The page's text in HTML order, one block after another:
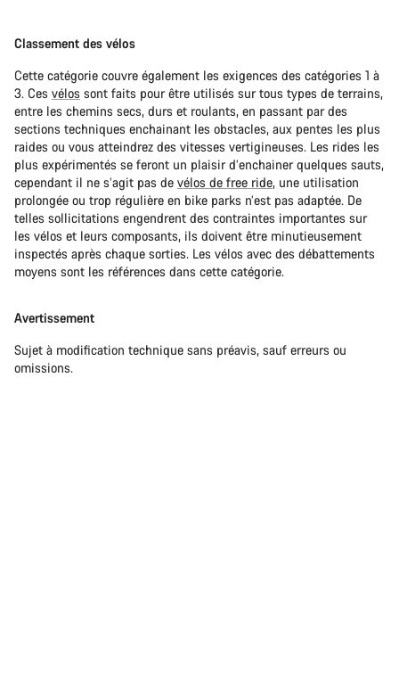
Classement des vélos
Cette catégorie couvre également les exigences des catégories 1 à
3. Ces vélos sont faits pour être utilisés sur tous types de terrains,
entre les chemins secs, durs et roulants, en passant par des
sections techniques enchainant les obstacles, aux pentes les plus
raides ou vous atteindrez des vitesses vertigineuses. Les rides les
plus expérimentés se feront un plaisir d’enchainer quelques sauts,
cependant il ne s’agit pas de vélos de free ride, une utilisation
prolongée ou trop régulière en bike parks n’est pas adaptée. De
telles sollicitations engendrent des contraintes importantes sur
les vélos et leurs composants, ils doivent être minutieusement
inspectés après chaque sorties. Les vélos avec des débattements
moyens sont les références dans cette catégorie.
Avertissement
Sujet à modification technique sans préavis, sauf erreurs ou
omissions.